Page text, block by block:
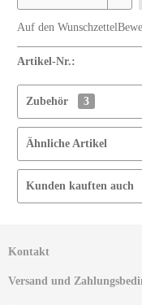
Auf den Wunschzettel
Artikel-Nr.:
Zubehör 3
Ähnliche Artikel
Kunden kauften auch
Kontakt
Versand und